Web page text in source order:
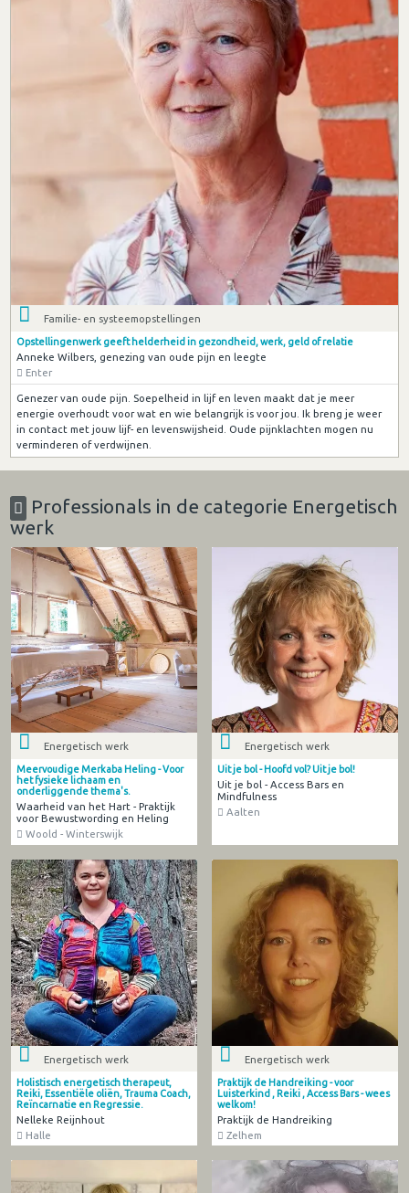
Familie- en systeemopstellingen
Opstellingenwerk geeft helderheid in gezondheid, werk, geld of relatie
Anneke Wilbers, genezing van oude pijn en leegte
Enter
Genezer van oude pijn. Soepelheid in lijf en leven maakt dat je meer
energie overhoudt voor wat en wie belangrijk is voor jou. Ik breng je weer
in contact met jouw lijf- en levenswijsheid. Oude pijnklachten mogen nu
verminderen of verdwijnen.
Professionals in de categorie Energetisch
werk
Energetisch werk
Meervoudige Merkaba Heling - Voor
het fysieke lichaam en
onderliggende thema's.
Waarheid van het Hart - Praktijk
voor Bewustwording en Heling
Woold - Winterswijk
Energetisch werk
Uit je bol - Hoofd vol? Uit je bol!
Uit je bol - Access Bars en
Mindfulness
Aalten
Energetisch werk
Holistisch energetisch therapeut,
Reiki, Essentiële oliën, Trauma Coach,
Reïncarnatie en Regressie.
Nelleke Reijnhout
Halle
Energetisch werk
Praktijk de Handreiking - voor
Luisterkind , Reiki , Access Bars - wees
welkom!
Praktijk de Handreiking
Zelhem